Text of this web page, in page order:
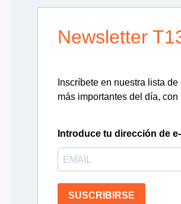
Newsletter
Inscríbete en nuestra lista
más importantes del día,
Introduce tu dirección de
SUSCRIBIRSE